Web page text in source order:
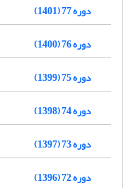
دوره 77 (1401)
دوره 76 (1400)
دوره 75 (1399)
دوره 74 (1398)
دوره 73 (1397)
دوره 72 (1396)